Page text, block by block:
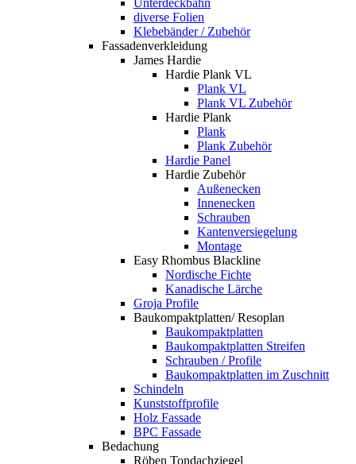
diverse Folien
Klebebänder / Zubehör
Fassadenverkleidung
James Hardie
Hardie Plank VL
Plank VL
Plank VL Zubehör
Hardie Plank
Plank
Plank Zubehör
Hardie Panel
Hardie Zubehör
Außenecken
Innenecken
Schrauben
Kantenversiegelung
Montage
Easy Rhombus Blackline
Nordische Fichte
Kanadische Lärche
Groja Profile
Baukompaktplatten/ Resoplan
Baukompaktplatten
Baukompaktplatten Streifen
Schrauben / Profile
Baukompaktplatten im Zuschnitt
Schindeln
Kunststoffprofile
Holz Fassade
BPC Fassade
Bedachung
Röben Tondachziegel